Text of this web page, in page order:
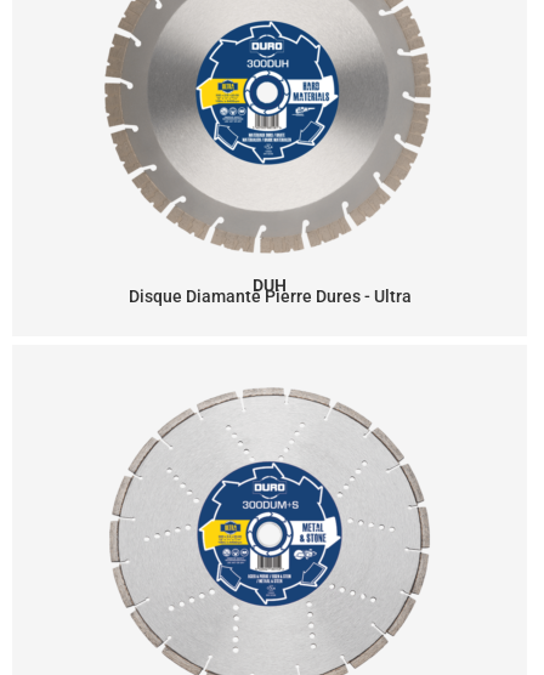
DUH
Disque Diamanté Pierre Dures - Ultra